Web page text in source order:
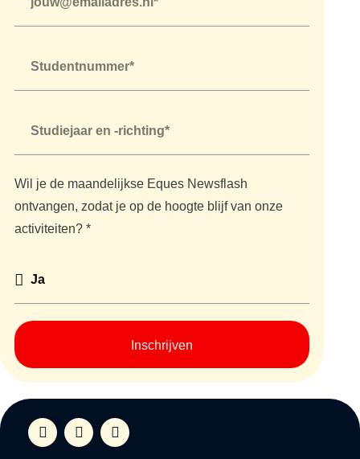
Wil je de maandelijkse Eques Newsflash
ontvangen, zodat je op de hoogte blijf van onze
activiteiten? *
Inschrijven